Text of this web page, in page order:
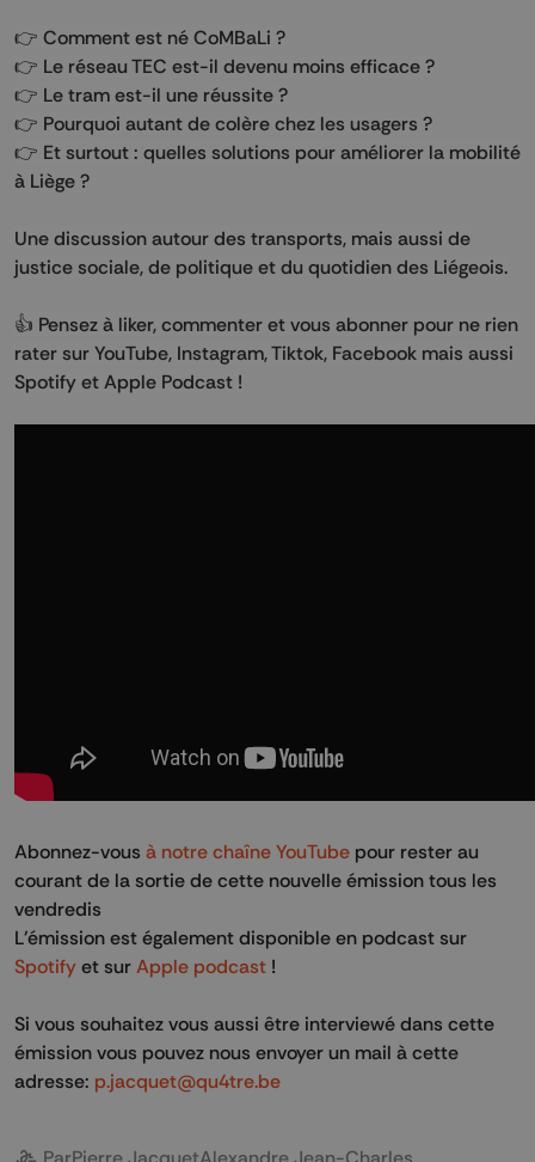
👉 Comment est né CoMBaLi ?
👉 Le réseau TEC est-il devenu moins efficace ?
👉 Le tram est-il une réussite ?
👉 Pourquoi autant de colère chez les usagers ?
👉 Et surtout : quelles solutions pour améliorer la mobilité
à Liège ?
Une discussion autour des transports, mais aussi de
justice sociale, de politique et du quotidien des Liégeois.
👍 Pensez à liker, commenter et vous abonner pour ne rien
rater sur YouTube, Instagram, Tiktok, Facebook mais aussi
Spotify et Apple Podcast !
Abonnez-vous à notre chaîne YouTube pour rester au
courant de la sortie de cette nouvelle émission tous les
vendredis
L'émission est également disponible en podcast sur
Spotify et sur Apple podcast !
Si vous souhaitez vous aussi être interviewé dans cette
émission vous pouvez nous envoyer un mail à cette
adresse: p.jacquet@qu4tre.be
ParPierre JacquetAlexandre Jean-Charles